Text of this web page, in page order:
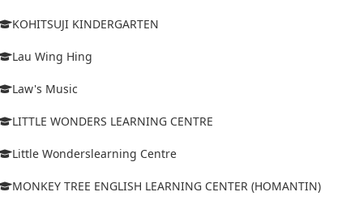
KOHITSUJI KINDERGARTEN
Lau Wing Hing
Law's Music
LITTLE WONDERS LEARNING CENTRE
Little Wonderslearning Centre
MONKEY TREE ENGLISH LEARNING CENTER (HOMANTIN)